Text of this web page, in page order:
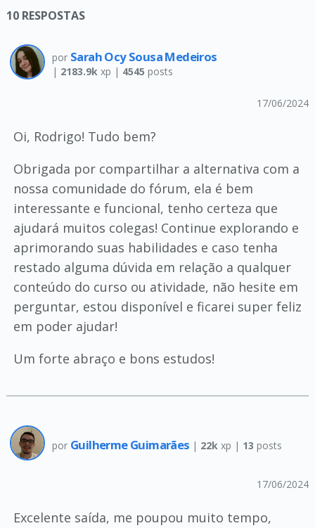
10 RESPOSTAS
por Sarah Ocy Sousa Medeiros
| 2183.9kxp | 4545 posts
17/06/2024
Oi, Rodrigo! Tudo bem?
Obrigada por compartilhar a alternativa com a
nossa comunidade do fórum, ela é bem
interessante e funcional, tenho certeza que
ajudará muitos colegas! Continue explorando e
aprimorando suas habilidades e caso tenha
restado alguma dúvida em relação a qualquer
conteúdo do curso ou atividade, não hesite em
perguntar, estou disponível e ficarei super feliz
em poder ajudar!
Um forte abraço e bons estudos!
por Guilherme Guimarães | 22k xp | 13 posts
17/06/2024
Excelente saída, me poupou muito tempo,